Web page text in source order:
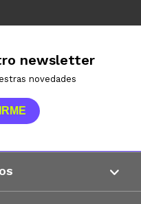
newsletter
novedades